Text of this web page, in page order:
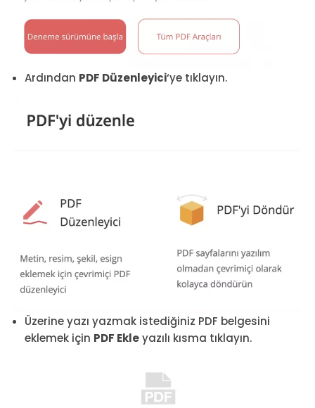
Ardından PDF Düzenleyici‘ye tıklayın.
Üzerine yazı yazmak istediğiniz PDF belgesini
eklemek için PDF Ekleyazılı kısma tıklayın.